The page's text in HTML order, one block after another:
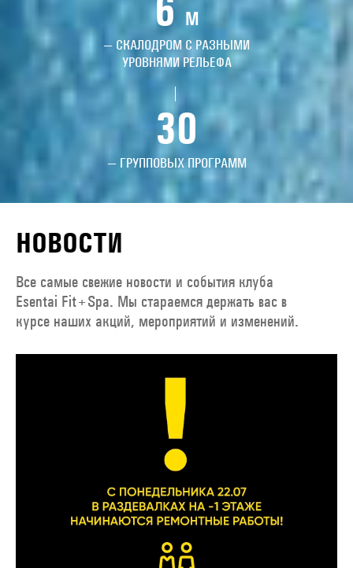
M
— СКАЛОДРОМ С РАЗНЫМИ
УРОВНЯМИ РЕЛЬЕФА
30
— ГРУППОВЫХ ПРОГРАММ
НОВОСТИ
Все самые свежие новости и события клуба
Esentai Fit+Spa. Мы стараемся держать вас в
курсе наших акций, мероприятий и изменений.